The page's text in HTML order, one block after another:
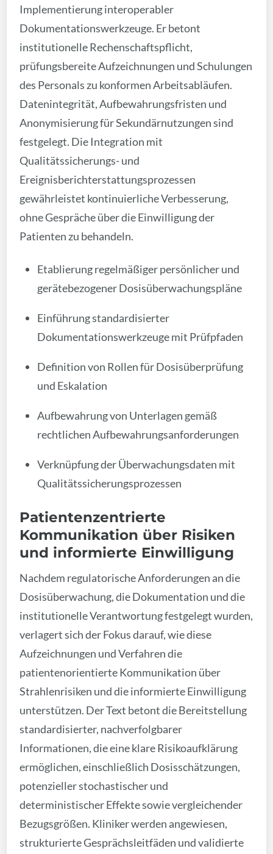
Implementierung interoperabler
Dokumentationswerkzeuge. Er betont
institutionelle Rechenschaftspflicht,
prüfungsbereite Aufzeichnungen und Schulungen
des Personals zu konformen Arbeitsabläufen.
Datenintegrität, Aufbewahrungsfristen und
Anonymisierung für Sekundärnutzungen sind
festgelegt. Die Integration mit
Qualitätssicherungs- und
Ereignisberichterstattungsprozessen
gewährleistet kontinuierliche Verbesserung,
ohne Gespräche über die Einwilligung der
Patienten zu behandeln.
Etablierung regelmäßiger persönlicher und
gerätebezogener Dosisüberwachungspläne
Einführung standardisierter
Dokumentationswerkzeuge mit Prüfpfaden
Definition von Rollen für Dosisüberprüfung
und Eskalation
Aufbewahrung von Unterlagen gemäß
rechtlichen Aufbewahrungsanforderungen
Verknüpfung der Überwachungsdaten mit
Qualitätssicherungsprozessen
Patientenzentrierte
Kommunikation über Risiken
und informierte Einwilligung
Nachdem regulatorische Anforderungen an die
Dosisüberwachung, die Dokumentation und die
institutionelle Verantwortung festgelegt wurden,
verlagert sich der Fokus darauf, wie diese
Aufzeichnungen und Verfahren die
patientenorientierte Kommunikation über
Strahlenrisiken und die informierte Einwilligung
unterstützen. Der Text betont die Bereitstellung
standardisierter, nachverfolgbarer
Informationen, die eine klare Risikoaufklärung
ermöglichen, einschließlich Dosisschätzungen,
potenzieller stochastischer und
deterministischer Effekte sowie vergleichender
Bezugsgrößen. Kliniker werden angewiesen,
strukturierte Gesprächsleitfäden und validierte